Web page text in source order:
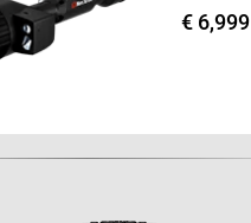
€ 6,999